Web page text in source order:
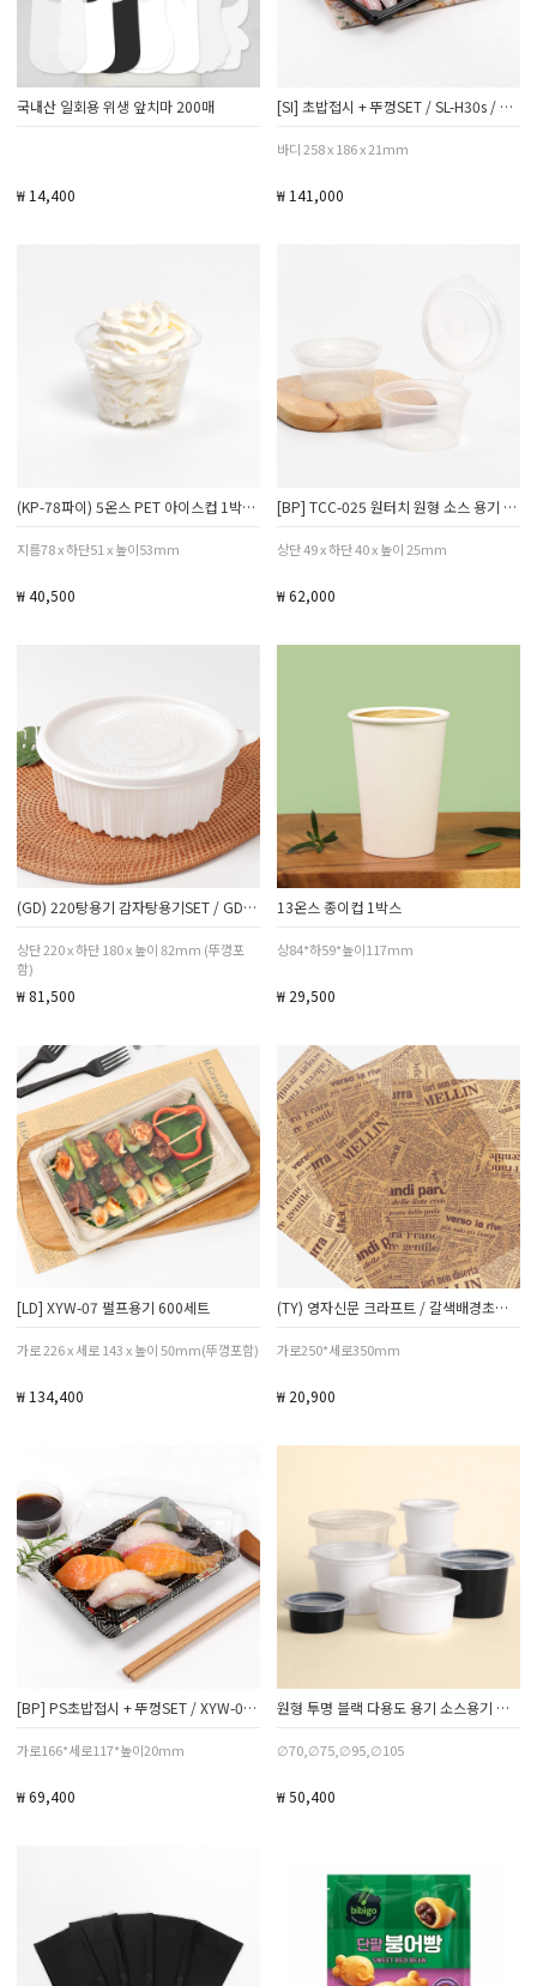
국내산 일회용 위생 앞치마 200매
₩ 14,400
[SI] 초밥접시 + 뚜껑SET / SL-H30s / 400세트
바디 258 x 186 x 21mm
₩ 141,000
(KP-78파이) 5온스 PET 아이스컵 1박스 1000개
지름78 x 하단51 x 높이53mm
₩ 40,500
[BP] TCC-025 원터치 원형 소스 용기 25ml 1박스 1000개
상단 49 x 하단 40 x 높이 25mm
₩ 62,000
(GD) 220탕용기 감자탕용기SET / GD220 / 소 / 2000ml / 200SET
상단 220 x 하단 180 x 높이 82mm (뚜껑포
함)
₩ 81,500
13온스 종이컵 1박스
상84*하59*높이117mm
₩ 29,500
[LD] XYW-07 펄프용기 600세트
가로 226 x 세로 143 x 높이 50mm(뚜껑포함)
₩ 134,400
(TY) 영자신문 크라프트 / 갈색배경초코글씨 / 왁스 유산지 / 초코 / 500장 1000장
가로250*세로350mm
₩ 20,900
[BP] PS초밥접시 + 뚜껑SET / XYW-03 / 꽃무늬 / 1박스 400SET
가로166*세로117*높이20mm
₩ 69,400
원형 투명 블랙 다용도 용기 소스용기 박스 모음전
∅70,∅75,∅95,∅105
₩ 50,400